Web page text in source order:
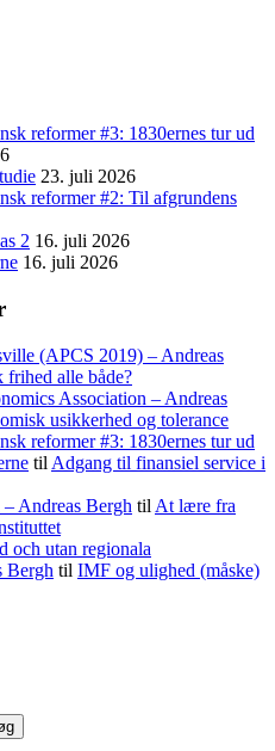
reformer #3: 1830ernes tur ud
23. juli 2026
reformer #2: Til afgrundens
2 16. juli 2026
16. juli 2026
(APCS 2019) – Andreas
alle både?
Association – Andreas
usikkerhed og tolerance
reformer #3: 1830ernes tur ud
til Adgang til finansiel service i
Andreas Bergh til At lære fra
och utan regionala
Bergh til IMF og ulighed (måske)